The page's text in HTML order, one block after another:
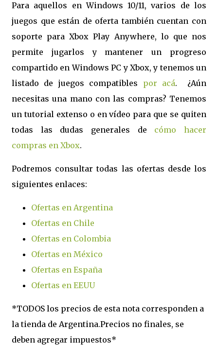
Para aquellos en Windows 10/11, varios de los
juegos que están de oferta también cuentan con
soporte para Xbox Play Anywhere, lo que nos
permite jugarlos y mantener un progreso
compartido en Windows PC y Xbox, y tenemos un
listado de juegos compatibles por acá. ¿Aún
necesitas una mano con las compras? Tenemos
un tutorial extenso o en vídeo para que se quiten
todas las dudas generales de cómo hacer
compras en Xbox.
Podremos consultar todas las ofertas desde los
siguientes enlaces:
Ofertas en Argentina
Ofertas en Chile
Ofertas en Colombia
Ofertas en México
Ofertas en España
Ofertas en EEUU
*TODOS los precios de esta nota corresponden a
la tienda de Argentina.Precios no finales, se
deben agregar impuestos*